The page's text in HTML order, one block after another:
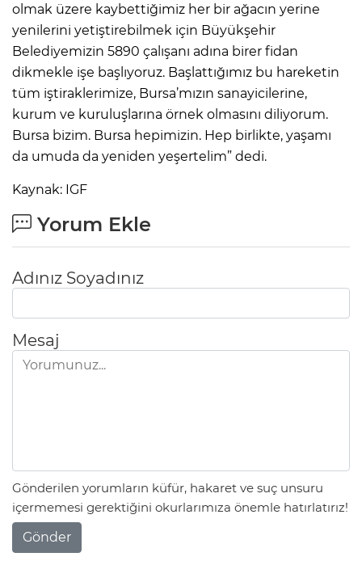
olmak üzere kaybettiğimiz her bir ağacın yerine
yenilerini yetiştirebilmek için Büyükşehir
Belediyemizin 5890 çalışanı adına birer fidan
dikmekle işe başlıyoruz. Başlattığımız bu hareketin
tüm iştiraklerimize, Bursa’mızın sanayicilerine,
kurum ve kuruluşlarına örnek olmasını diliyorum.
Bursa bizim. Bursa hepimizin. Hep birlikte, yaşamı
da umuda da yeniden yeşertelim” dedi.
Kaynak: IGF
Yorum Ekle
Adınız Soyadınız
Mesaj
Gönderilen yorumların küfür, hakaret ve suç unsuru
içermemesi gerektiğini okurlarımıza önemle hatırlatırız!
Gönder